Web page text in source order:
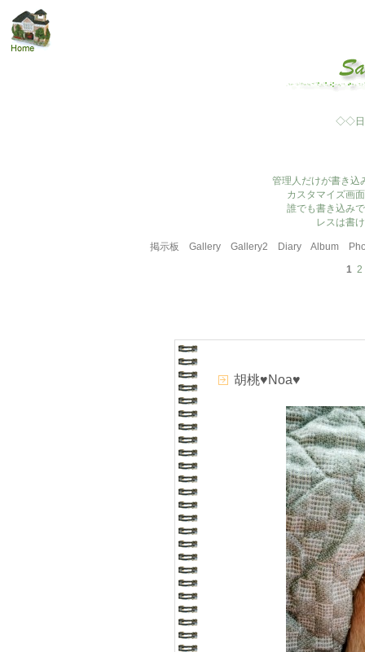
◇◇日
管理人だけが書き込
カスタマイズ画
誰でも書き込み
レスは書
掲示板 Gallery Gallery2 Diary Album
1 2
胡桃♥Noa♥